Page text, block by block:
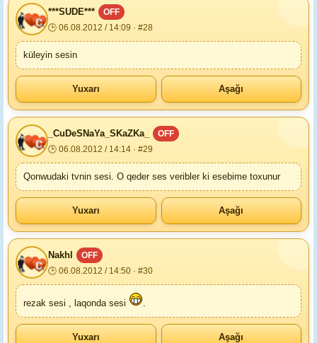
***SUDE***
OFF
🕒 06.08.2012 / 14:09 · #28
küleyin sesin
Yuxarı Aşağı
_CuDeSNaYa_SKaZKa_
OFF
🕒 06.08.2012 / 14:14 · #29
Qonwudaki tvnin sesi. O qeder ses veribler ki esebime toxunur
Yuxarı Aşağı
Nakhl
OFF
🕒 06.08.2012 / 14:50 · #30
rezak sesi , laqonda sesi .
Yuxarı Aşağı